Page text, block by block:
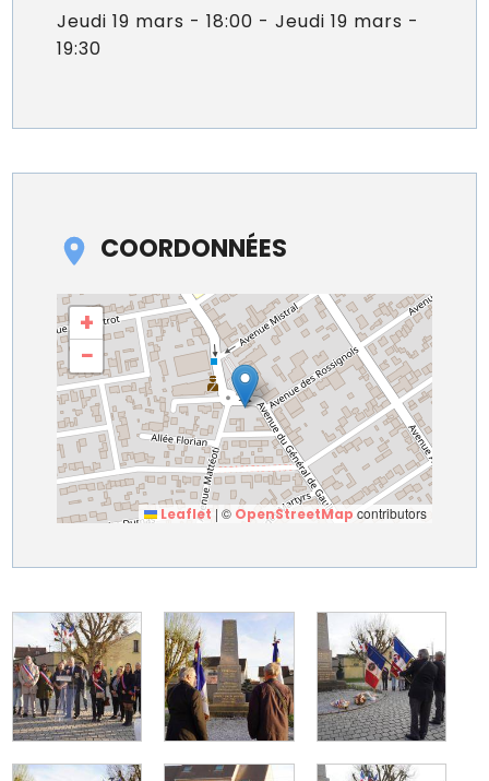
Jeudi 19 mars - 18:00 - Jeudi 19 mars -
19:30
COORDONNÉES
+
−
Leaflet | © OpenStreetMap contributors